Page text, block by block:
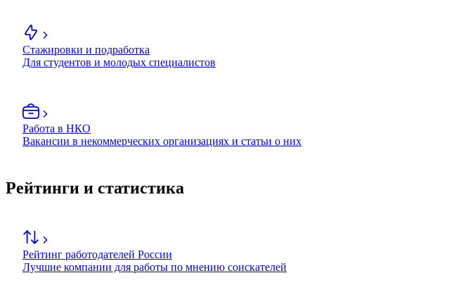
Стажировки и подработка
Для студентов и молодых специалистов
Работа в НКО
Вакансии в некоммерческих организациях и статьи о них
Рейтинги и статистика
Рейтинг работодателей России
Лучшие компании для работы по мнению соискателей